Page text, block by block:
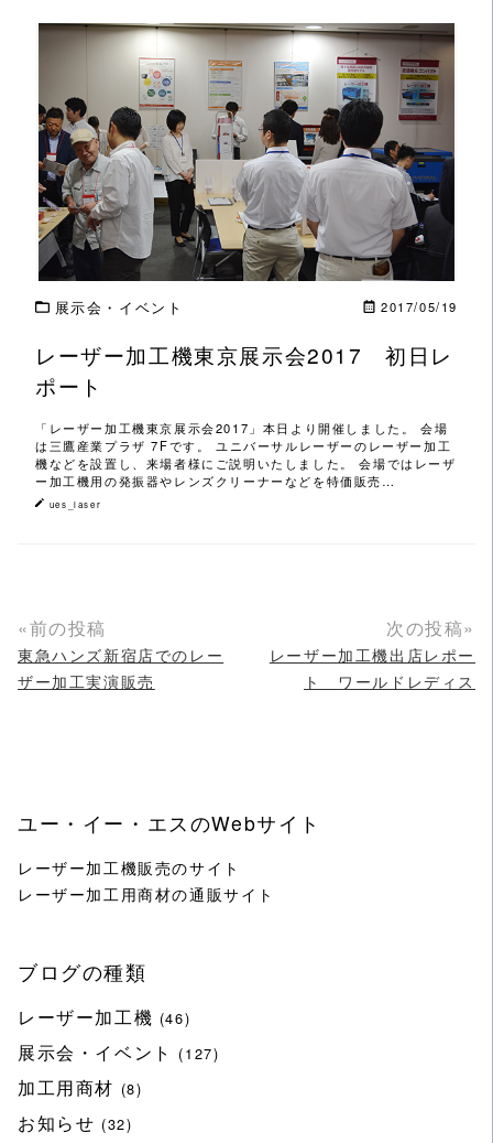
この記事を読む
展示会・イベント 2017/05/19
レーザー加工機東京展示会2017 初日レ
ポート
「レーザー加工機東京展示会2017」本日より開催しました。 会場
は三鷹産業プラザ 7Fです。 ユニバーサルレーザーのレーザー加工
機などを設置し、来場者様にご説明いたしました。 会場ではレーザ
ー加工機用の発振器やレンズクリーナーなどを特価販売…
ues_laser
«前の投稿
東急ハンズ新宿店でのレー
ザー加工実演販売
次の投稿»
レーザー加工機出店レポー
ト ワールドレディス
ユー・イー・エスのWebサイト
レーザー加工機販売のサイト
レーザー加工用商材の通販サイト
ブログの種類
レーザー加工機 (46)
展示会・イベント (127)
加工用商材 (8)
お知らせ (32)